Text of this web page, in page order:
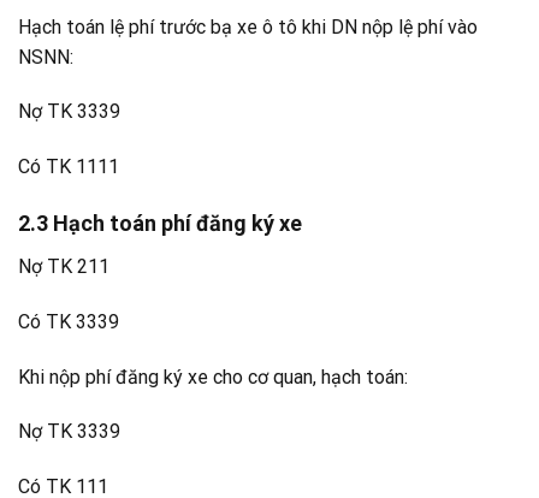
Hạch toán lệ phí trước bạ xe ô tô khi DN nộp lệ phí vào
NSNN:
Nợ TK 3339
Có TK 1111
2.3 Hạch toán phí đăng ký xe
Nợ TK 211
Có TK 3339
Khi nộp phí đăng ký xe cho cơ quan, hạch toán:
Nợ TK 3339
Có TK 111